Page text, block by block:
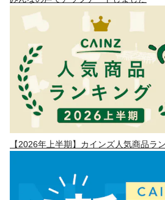
【2026年上半期】カインズ人気商品ラ